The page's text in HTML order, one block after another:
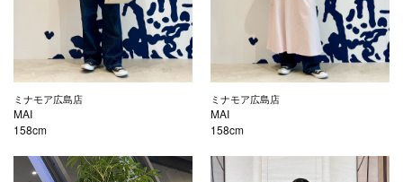
ミナモア広島店
MAI
158cm
ミナモア広島店
MAI
158cm